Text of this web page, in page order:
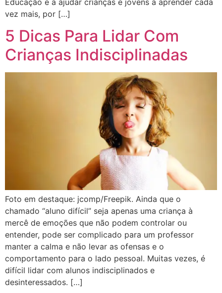
vez mais, por […]
5 Dicas Para Lidar Com
Crianças Indisciplinadas
Foto em destaque: jcomp/Freepik. Ainda que o
chamado “aluno difícil” seja apenas uma criança à
mercê de emoções que não podem controlar ou
entender, pode ser complicado para um professor
manter a calma e não levar as ofensas e o
comportamento para o lado pessoal. Muitas vezes, é
difícil lidar com alunos indisciplinados e
desinteressados. […]